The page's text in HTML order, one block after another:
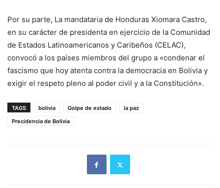
Por su parte, La mandataria de Honduras Xiomara Castro,
en su carácter de presidenta en ejercicio de la Comunidad
de Estados Latinoamericanos y Caribeños (CELAC),
convocó a los países miembros del grupo a «condenar el
fascismo que hoy atenta contra la democracia en Bolivia y
exigir el respeto pleno al poder civil y a la Constitución».
TAGS bolivia Golpe de estado
la paz
Precidencia de Bolivia